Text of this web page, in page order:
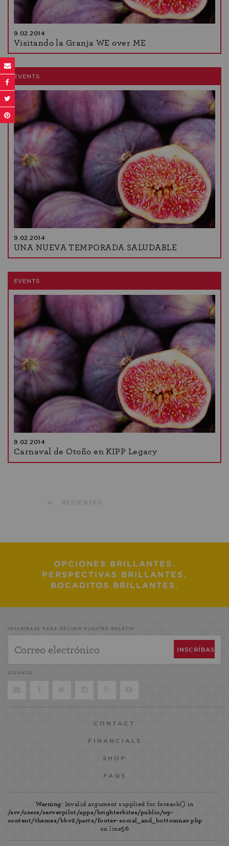
9.02.2014
Visitando la Granja WE over ME
EVENTS
9.02.2014
UNA NUEVA TEMPORADA SALUDABLE
EVENTS
9.02.2014
Carnaval de Otoño en KIPP Legacy
RECIENTES
OPCIONES BRILLANTES.
PERSPECTIVAS BRILLANTES.
BOCADITOS BRILLANTES.
INSCRÍBASE PARA RECIBIR NUESTRO BOLETÍN
SÍGANOS
CONTACT
FINANCIALS
SHOP
FAQS
Warning: Invalid argument supplied for foreach() in
/srv/users/serverpilot/apps/brighterbites/public/wp-
content/themes/bbv2/parts/footer-social_and_bottomnav.php
on line56